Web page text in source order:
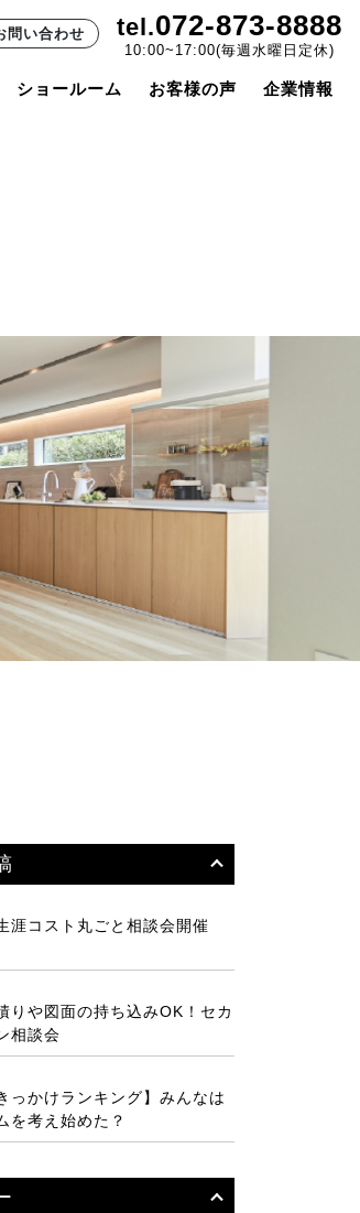
ショールーム お客様の声 企業情報
問い合わせ tel.072-873-8888
10:00~17:00(毎週水曜日定休)
涯コスト丸ごと相談会開催
りや図面の持ち込みOK！セカ
相談会
っかけランキング】みんなは
を考え始めた？